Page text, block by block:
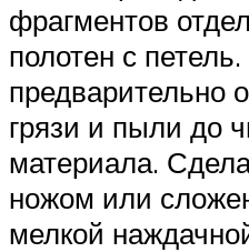
фрагментов
полотен с
предварительно
грязи и пыли до
материала.
ножом или
мелкой